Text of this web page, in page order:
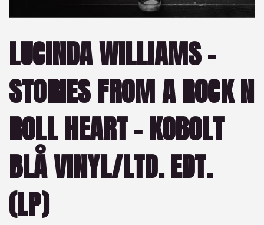
LUCINDA WILLIAMS –
STORIES FROM A ROCK N
ROLL HEART – KOBOLT
BLÅ VINYL/LTD. EDT.
(LP)